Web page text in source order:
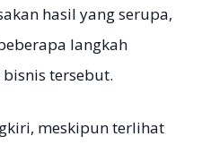
hasil yang serupa,
langkah
tersebut.
meskipun terlihat